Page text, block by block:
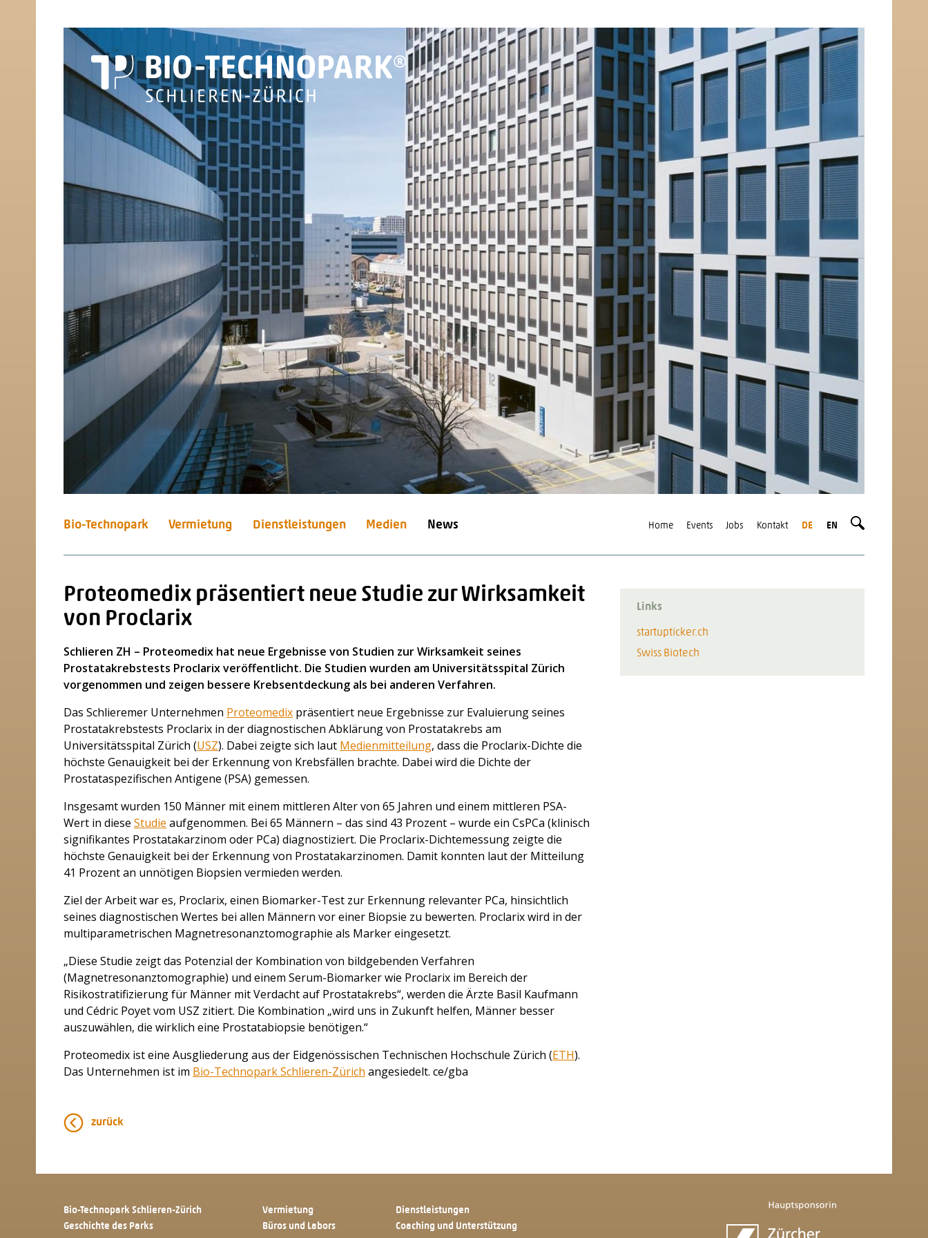
DE EN
Home Events Jobs Kontakt
Bio-Technopark Vermietung Dienstleistungen Medien News
Proteomedix präsentiert neue Studie zur Wirksamkeit
von Proclarix
Schlieren ZH – Proteomedix hat neue Ergebnisse von Studien zur Wirksamkeit seines
Prostatakrebstests Proclarix veröffentlicht. Die Studien wurden am Universitätsspital Zürich
vorgenommen und zeigen bessere Krebsentdeckung als bei anderen Verfahren.
Das Schlieremer Unternehmen Proteomedix präsentiert neue Ergebnisse zur Evaluierung seines
Prostatakrebstests Proclarix in der diagnostischen Abklärung von Prostatakrebs am
Universitätsspital Zürich (USZ). Dabei zeigte sich laut Medienmitteilung, dass die Proclarix-Dichte die
höchste Genauigkeit bei der Erkennung von Krebsfällen brachte. Dabei wird die Dichte der
Prostataspezifischen Antigene (PSA) gemessen.
Insgesamt wurden 150 Männer mit einem mittleren Alter von 65 Jahren und einem mittleren PSA-
Wert in diese Studie aufgenommen. Bei 65 Männern – das sind 43 Prozent – wurde ein CsPCa (klinisch
signifikantes Prostatakarzinom oder PCa) diagnostiziert. Die Proclarix-Dichtemessung zeigte die
höchste Genauigkeit bei der Erkennung von Prostatakarzinomen. Damit konnten laut der Mitteilung
41 Prozent an unnötigen Biopsien vermieden werden.
Ziel der Arbeit war es, Proclarix, einen Biomarker-Test zur Erkennung relevanter PCa, hinsichtlich
seines diagnostischen Wertes bei allen Männern vor einer Biopsie zu bewerten. Proclarix wird in der
multiparametrischen Magnetresonanztomographie als Marker eingesetzt.
„Diese Studie zeigt das Potenzial der Kombination von bildgebenden Verfahren
(Magnetresonanztomographie) und einem Serum-Biomarker wie Proclarix im Bereich der
Risikostratifizierung für Männer mit Verdacht auf Prostatakrebs“, werden die Ärzte Basil Kaufmann
und Cédric Poyet vom USZ zitiert. Die Kombination „wird uns in Zukunft helfen, Männer besser
auszuwählen, die wirklich eine Prostatabiopsie benötigen.“
Proteomedix ist eine Ausgliederung aus der Eidgenössischen Technischen Hochschule Zürich (ETH).
Das Unternehmen ist im Bio-Technopark Schlieren-Zürich angesiedelt. ce/gba
zurück
Links
startupticker.ch
Swiss Biotech
Bio-Technopark Schlieren-Zürich
Geschichte des Parks
Vermietung
Büros und Labors
Dienstleistungen
Coaching und Unterstützung